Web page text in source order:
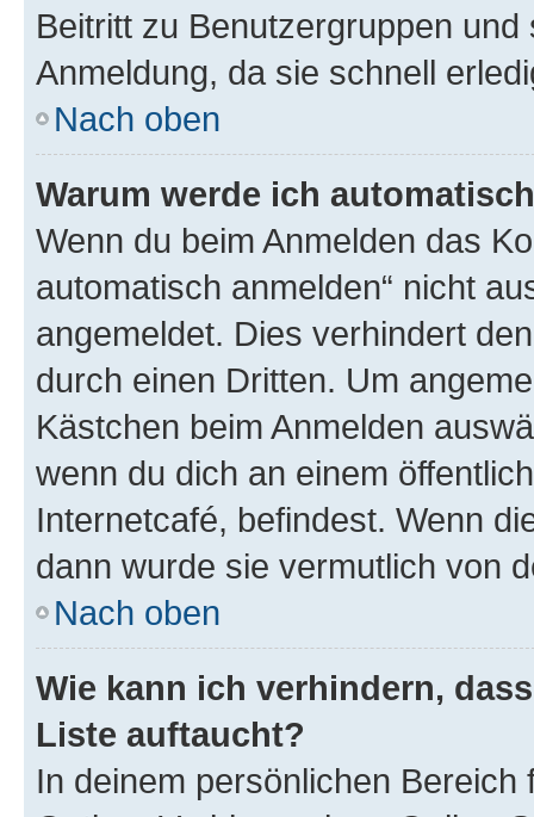
Beitritt zu Benutzergruppen
Anmeldung, da sie schnell
Nach oben
Warum werde ich
Wenn du beim Anmelden das
automatisch anmelden“ nicht
angemeldet. Dies verhindert
durch einen Dritten. Um
Kästchen beim Anmelden
wenn du dich an einem
Internetcafé, befindest. Wenn
dann wurde sie vermutlich von
Nach oben
Wie kann ich verhindern,
Liste auftaucht?
In deinem persönlichen